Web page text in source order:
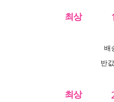
최상
배
반
최상